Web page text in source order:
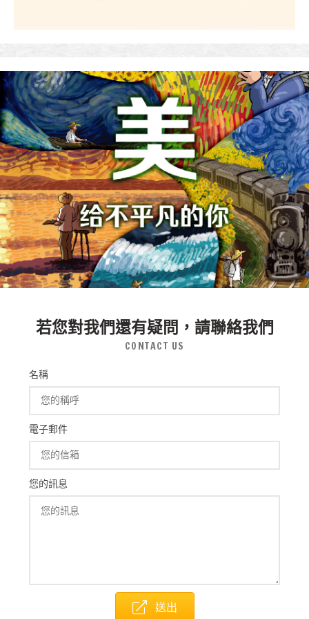
若您對我們還有疑問，請聯絡我們
CONTACT US
名稱
電子郵件
您的訊息
送出